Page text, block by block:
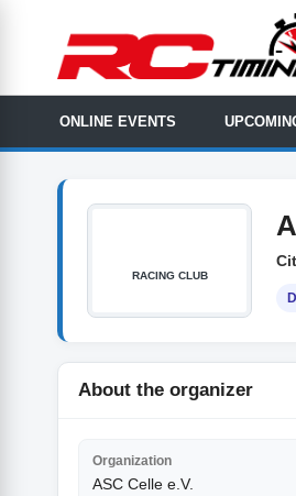
ONLINE EVENTS
RACING CLUB
About the organizer
Organization
ASC Celle e.V.